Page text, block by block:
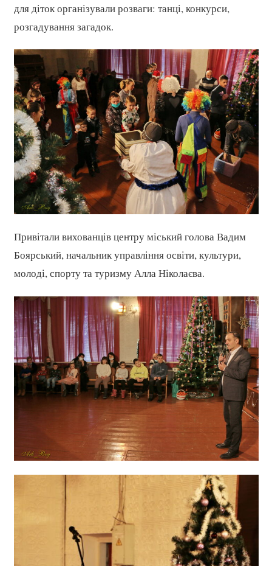
для діток організували розваги: танці, конкурси,
розгадування загадок.
Привітали вихованців центру міський голова Вадим
Боярський, начальник управління освіти, культури,
молоді, спорту та туризму Алла Ніколаєва.